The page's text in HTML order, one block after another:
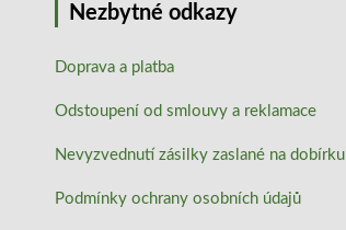
Nezbytné odkazy
Doprava a platba
Odstoupení od smlouvy a reklamace
Nevyzvednutí zásilky zaslané na dobírku
Podmínky ochrany osobních údajů